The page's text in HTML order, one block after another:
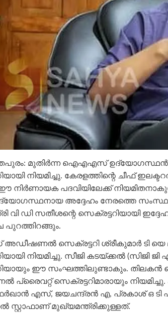
മുതിര്‍ന്ന ഐഎഎസ് ഉദ്യോഗസ്ഥന്‍
നിയമിച്ചു. കേരളത്തിന്റെ ചീഫ്
നിര്‍ണായക പദവിയിലേക്ക്
അദ്ദേഹം നേരത്തെ
വി ഡി സതീശന്റെ സെക്രട്ടറിയായി
പുറത്തിറങ്ങും.
അഡീഷണല്‍ സെക്രട്ടറി ശ്രീകുമാര്‍ ടി
നിയമിച്ചു. സീജി കടയ്ക്കല്‍
ഈ സംഘത്തിലുണ്ടാകും. തിലകന്‍
സെക്രട്ടറിമാരായും
എസ്, ജയചന്ദ്രന്‍ എ, പ്രകാശ് ഒ ടി
സ്റ്റാഫാണ് മുഖ്യമന്ത്രിക്കുള്ളത്.